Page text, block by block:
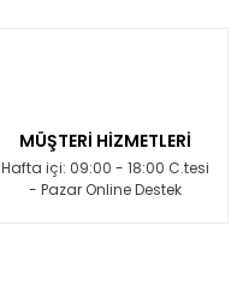
MÜŞTERİ HİZMETLERİ
Hafta içi: 09:00 - 18:00 C.tesi
- Pazar Online Destek